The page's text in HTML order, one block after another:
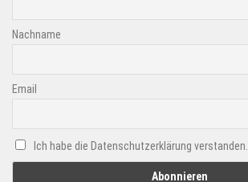
Nachname
Email
Ich habe die Datenschutzerklärung verstanden.